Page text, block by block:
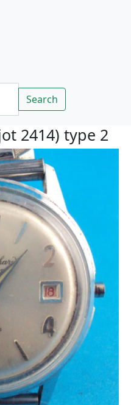
Rechercher
Search
2414) type 2